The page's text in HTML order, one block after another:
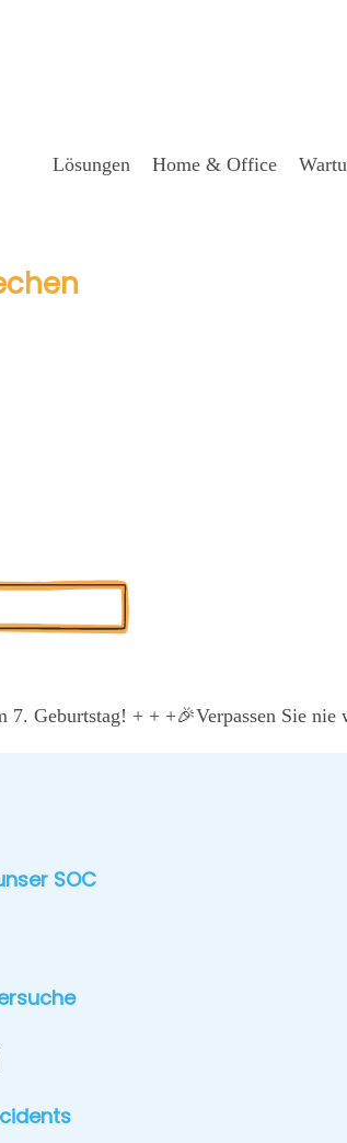
Lösun­gen Home & Office
7. Geburts­tag! + + +🎉Ver­pas­sen Sie
SOC